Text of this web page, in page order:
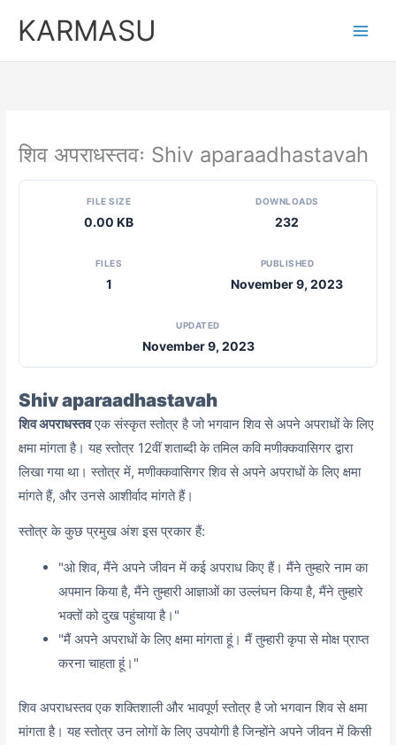
KARMASU
शिव अपराधस्तवः Shiv aparaadhastavah
FILE SIZE
0.00 KB
DOWNLOADS
232
FILES
1
PUBLISHED
November 9, 2023
UPDATED
November 9, 2023
Shiv aparaadhastavah
शिव अपराधस्तवएक संस्कृत स्तोत्र है जो भगवान शिव से अपने अपराधों के लिए
क्षमा मांगता है। यह स्तोत्र 12वीं शताब्दी के तमिल कवि मणीक्कवासिगर द्वारा
लिखा गया था। स्तोत्र में, मणीक्कवासिगर शिव से अपने अपराधों के लिए क्षमा
मांगते हैं, और उनसे आशीर्वाद मांगते हैं।
स्तोत्र के कुछ प्रमुख अंश इस प्रकार हैं:
"ओ शिव, मैंने अपने जीवन में कई अपराध किए हैं। मैंने तुम्हारे नाम का
अपमान किया है, मैंने तुम्हारी आज्ञाओं का उल्लंघन किया है, मैंने तुम्हारे
भक्तों को दुख पहुंचाया है।"
"मैं अपने अपराधों के लिए क्षमा मांगता हूं। मैं तुम्हारी कृपा से मोक्ष प्राप्त
करना चाहता हूं।"
शिव अपराधस्तव एक शक्तिशाली और भावपूर्ण स्तोत्र है जो भगवान शिव से क्षमा
मांगता है। यह स्तोत्र उन लोगों के लिए उपयोगी है जिन्होंने अपने जीवन में किसी